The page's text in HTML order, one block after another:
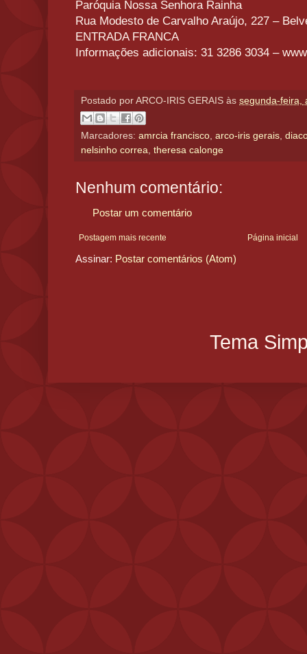
Paróquia Nossa Senhora Rainha
Rua Modesto de Carvalho Araújo, 227 –
ENTRADA FRANCA
Informações adicionais: 31 3286 3034 –
Postado por ARCO-IRIS GERAIS às segunda-feira,
Marcadores: amrcia francisco, arco-iris gerais,
nelsinho correa, theresa calonge
Nenhum comentário:
Postar um comentário
Postagem mais recente Página inicial
Assinar: Postar comentários (Atom)
Tema